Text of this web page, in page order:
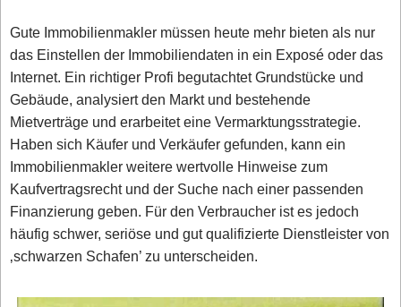
Gute Immobilienmakler müssen heute mehr bieten als nur
das Einstellen der Immobiliendaten in ein Exposé oder das
Internet. Ein richtiger Profi begutachtet Grundstücke und
Gebäude, analysiert den Markt und bestehende
Mietverträge und erarbeitet eine Vermarktungsstrategie.
Haben sich Käufer und Verkäufer gefunden, kann ein
Immobilienmakler weitere wertvolle Hinweise zum
Kaufvertragsrecht und der Suche nach einer passenden
Finanzierung geben. Für den Verbraucher ist es jedoch
häufig schwer, seriöse und gut qualifizierte Dienstleister von
‚schwarzen Schafen’ zu unterscheiden.